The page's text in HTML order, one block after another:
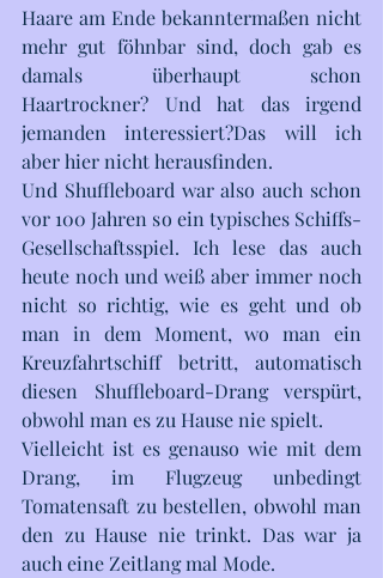
Haare am Ende bekanntermaßen nicht
mehr gut föhnbar sind, doch gab es
damals überhaupt schon
Haartrockner? Und hat das irgend
jemanden interessiert?Das will ich
aber hier nicht herausfinden.
Und Shuffleboard war also auch schon
vor 100 Jahren so ein typisches Schiffs-
Gesellschaftsspiel. Ich lese das auch
heute noch und weiß aber immer noch
nicht so richtig, wie es geht und ob
man in dem Moment, wo man ein
Kreuzfahrtschiff betritt, automatisch
diesen Shuffleboard-Drang verspürt,
obwohl man es zu Hause nie spielt.
Vielleicht ist es genauso wie mit dem
Drang, im Flugzeug unbedingt
Tomatensaft zu bestellen, obwohl man
den zu Hause nie trinkt. Das war ja
auch eine Zeitlang mal Mode.